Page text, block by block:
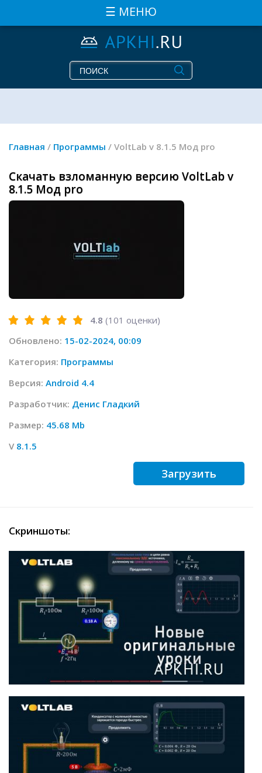
☰ МЕНЮ
Главная / Программы / VoltLab v 8.1.5 Мод pro
Скачать взломанную версию VoltLab v
8.1.5 Мод pro
4.8 (101 оценки)
Обновлено: 15-02-2024, 00:09
Категория: Программы
Версия: Android 4.4
Разработчик: Денис Гладкий
Размер: 45.68 Mb
V 8.1.5
Загрузить
Скриншоты: